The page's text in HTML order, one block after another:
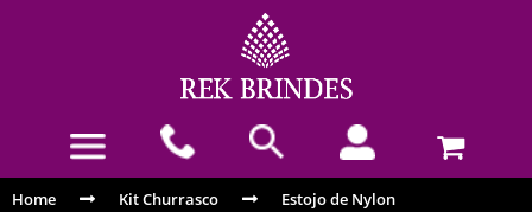
Home Kit Churrasco Estojo de Nylon